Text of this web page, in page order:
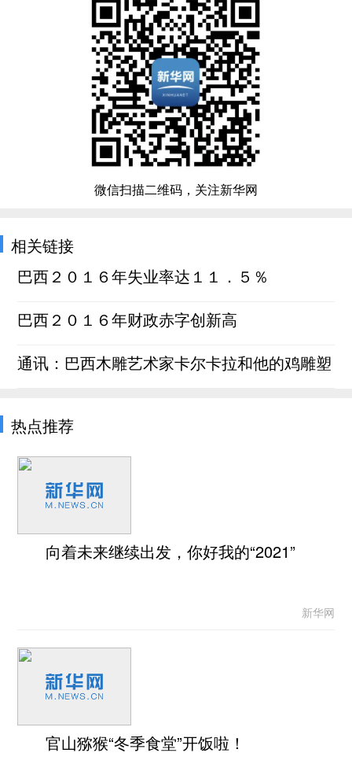
微信扫描二维码，关注新华网
相关链接
巴西２０１６年失业率达１１．５％
巴西２０１６年财政赤字创新高
通讯：巴西木雕艺术家卡尔卡拉和他的鸡雕塑
热点推荐
向着未来继续出发，你好我的“2021”
新华网
官山猕猴“冬季食堂”开饭啦！